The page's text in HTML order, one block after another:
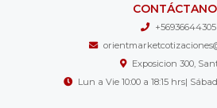
+56936644305
Exposicion 300,
Lun a Vie 10:00 a 18:15 hrs|